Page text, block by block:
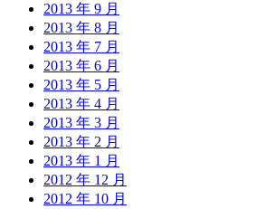
2013 年 9 月
2013 年 8 月
2013 年 7 月
2013 年 6 月
2013 年 5 月
2013 年 4 月
2013 年 3 月
2013 年 2 月
2013 年 1 月
2012 年 12 月
2012 年 10 月